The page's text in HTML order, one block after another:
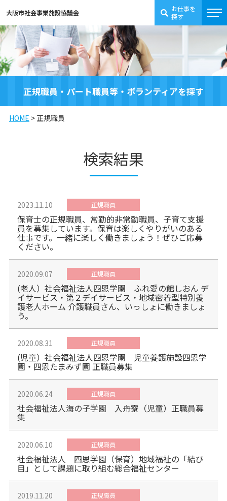
大阪市社会事業施設協議会
お仕事を
探す
正規職員・パート職員等・ボランティアを探す
HOME > 正規職員
検索結果
2023.11.10 正規職員
保育士の正規職員、常勤的非常勤職員、子育て支援
員を募集しています。保育は楽しくやりがいのある
仕事です。一緒に楽しく働きましょう！ぜひご応募
ください。
2020.09.07 正規職員
(老人）社会福祉法人四恩学園 ふれ愛の館しおん デ
イサービス・第２デイサービス・地域密着型特別養
護老人ホーム 介護職員さん、いっしょに働きましょ
う。
2020.08.31 正規職員
(児童）社会福祉法人四恩学園 児童養護施設四恩学
園・四恩たまみず園 正職員募集
2020.06.24 正規職員
社会福祉法人海の子学園 入舟寮（児童）正職員募
集
2020.06.10 正規職員
社会福祉法人 四恩学園（保育）地域福祉の「結び
目」として課題に取り組む総合福祉センター
2019.11.20 正規職員